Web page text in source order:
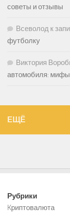
советы и отзывы
Всеволод к
футболку
Виктория
автомобиля:
ЕЩЁ
Рубрики
Kриптовалюта